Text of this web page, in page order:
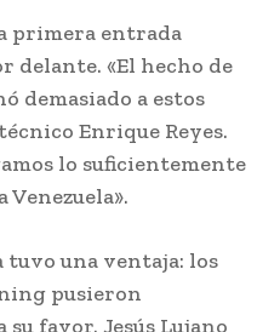
primera entrada
delante. «El hecho de
demasiado a estos
Enrique Reyes.
lo suficientemente
tuvo una ventaja: los
pusieron
favor. Jesús Lujano